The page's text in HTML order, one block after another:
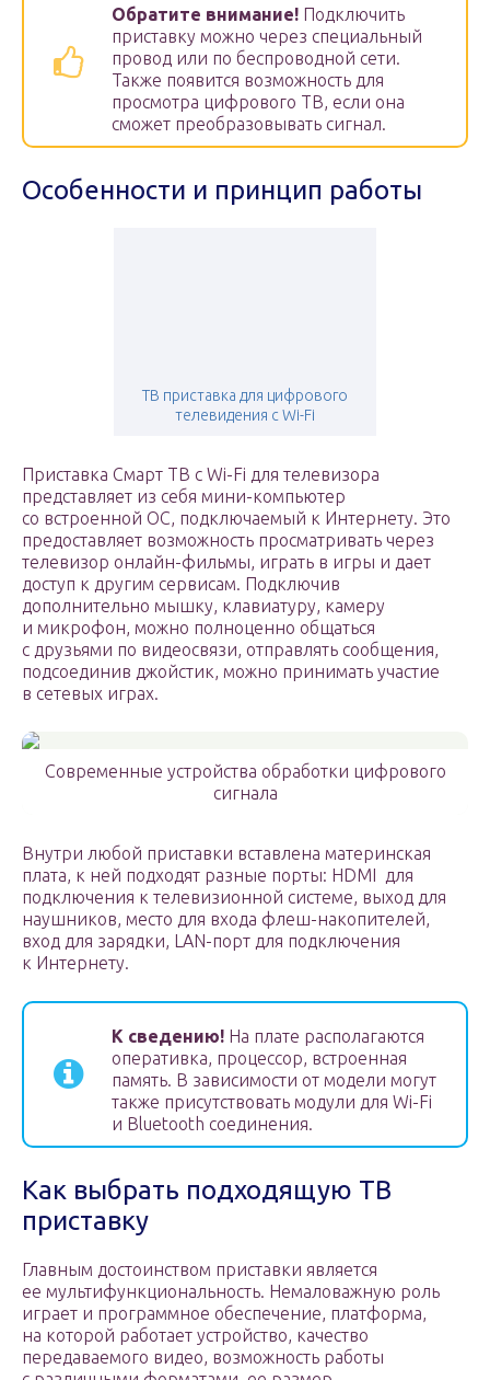
Обратите внимание! Подключить
приставку можно через специальный
провод или по беспроводной сети.
Также появится возможность для
просмотра цифрового ТВ, если она
сможет преобразовывать сигнал.
Особенности и принцип работы
ТВ приставка для цифрового
телевидения с Wi-Fi
Приставка Смарт ТВ с Wi-Fi для телевизора
представляет из себя мини-компьютер
со встроенной ОС, подключаемый к Интернету. Это
предоставляет возможность просматривать через
телевизор онлайн-фильмы, играть в игры и дает
доступ к другим сервисам. Подключив
дополнительно мышку, клавиатуру, камеру
и микрофон, можно полноценно общаться
с друзьями по видеосвязи, отправлять сообщения,
подсоединив джойстик, можно принимать участие
в сетевых играх.
Современные устройства обработки цифрового
сигнала
Внутри любой приставки вставлена материнская
плата, к ней подходят разные порты: HDMI ­ для
подключения к телевизионной системе, выход для
наушников, место для входа флеш-накопителей,
вход для зарядки, LAN-порт для подключения
к Интернету.
К сведению! На плате располагаются
оперативка, процессор, встроенная
память. В зависимости от модели могут
также присутствовать модули для Wi-Fi
и Bluetooth соединения.
Как выбрать подходящую ТВ
приставку
Главным достоинством приставки является
ее мультифункциональность. Немаловажную роль
играет и программное обеспечение, платформа,
на которой работает устройство, качество
передаваемого видео, возможность работы